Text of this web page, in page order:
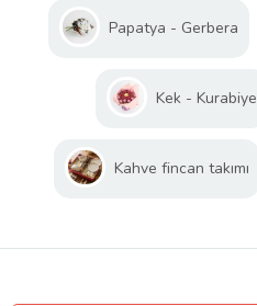
Papatya - Gerbera
Kek - Kurabiye
Kahve fincan takımı